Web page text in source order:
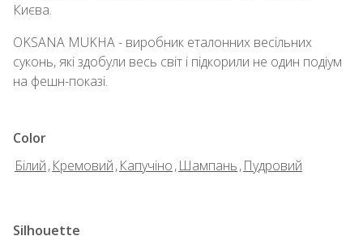
Києва.
OKSANA MUKHA - виробник еталонних весільних
суконь, які здобули весь світ і підкорили не один подіум
на фешн-показі.
Color
Білий,Кремовий,Капучіно,Шампань,Пудровий
Silhouette